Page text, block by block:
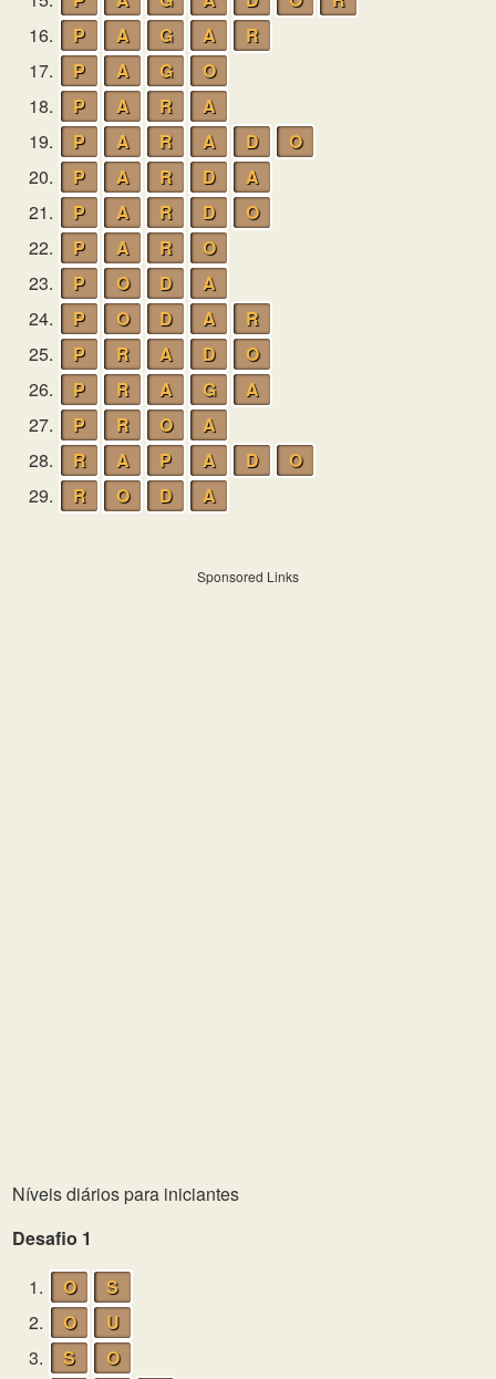
16.
P A G A
R
17.
P A G
O
18.
P A R
A
19.
P A R A D
O
20.
P A R D
A
21.
P A R D
O
22.
P A R
O
23.
P O D
A
24.
P O D A
R
25.
P R A D
O
26.
P R A G
A
27.
P R O
A
28.
R A P A D
O
29.
R O D A
Sponsored Links
Níveis diários para iniciantes
Desafio 1
1.
O
S
2.
O
U
3.
S
O